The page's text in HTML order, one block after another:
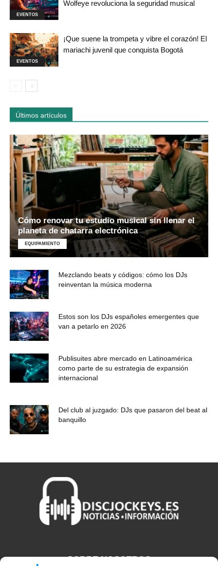
EVENTOS
Wolfeye revoluciona la seguridad musical
EVENTOS
¡Que suene la trompeta y vibre el corazón! El
mariachi juvenil que conquista Bogotá
Últimos artículos
Cómo renovar tu estudio musical sin llenar el
planeta de chatarra electrónica
EQUIPAMIENTO
Mezclando beats y códigos: cómo los DJs
reinventan la música moderna
Estos son los DJs españoles emergentes que
van a petarlo en 2026
Publisuites abre mercado en Latinoamérica
como parte de su estrategia de expansión
internacional
Del club al juzgado: DJs que pasaron del beat al
banquillo
SOBRE NOSOTROS